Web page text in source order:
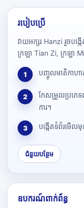
របៀបប្រើ
វាយអក្សរ Hanzi រួចប
ក្រឡា Tian Zi, ក្រឡា
1 បញ្ចូលមាតិកាហា
2
កែសម្រួលប្រភេទ
ការ។
3 បង្កើតទំព័រមើល
ជំនួយបន្ថែម
ឧបករណ៍ពាក់ព័ន្ធ